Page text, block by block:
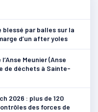
blessé par balles sur la
d’un after yoles
Meunier (Anse
de déchets à Sainte-
2026 : plus de 120
des forces de